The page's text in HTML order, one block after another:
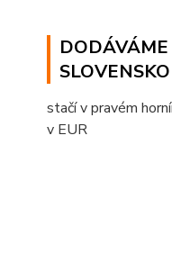
SLOVENSKO
stačí v pravém
v EUR